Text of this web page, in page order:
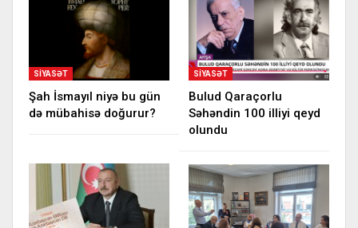
SIYASƏT
Şah İsmayıl niyə bu gün
də mübahisə doğurur?
SIYASƏT
Bulud Qaraçorlu
Səhəndin 100 illiyi qeyd
olundu